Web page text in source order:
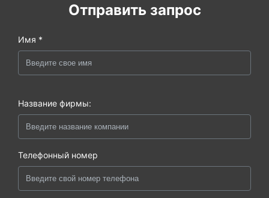
Отправить запрос
Имя *
Название фирмы:
Телефонный номер